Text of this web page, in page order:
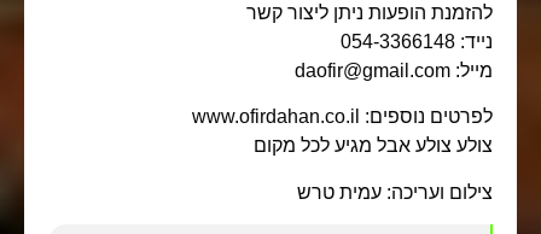
להזמנת הופעות ניתן ליצור קשר
נייד: 054-3366148
מייל: daofir@gmail.com
לפרטים נוספים: www.ofirdahan.co.il
צולע צולע אבל מגיע לכל מקום
צילום ועריכה: עמית טרש